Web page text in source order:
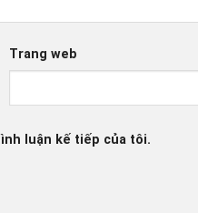
Trang web
luận kế tiếp của tôi.